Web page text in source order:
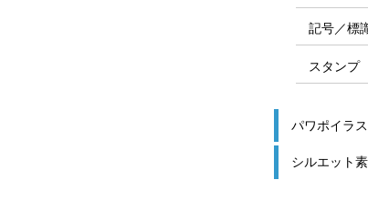
記号／標
スタンプ
パワポイラ
シルエット